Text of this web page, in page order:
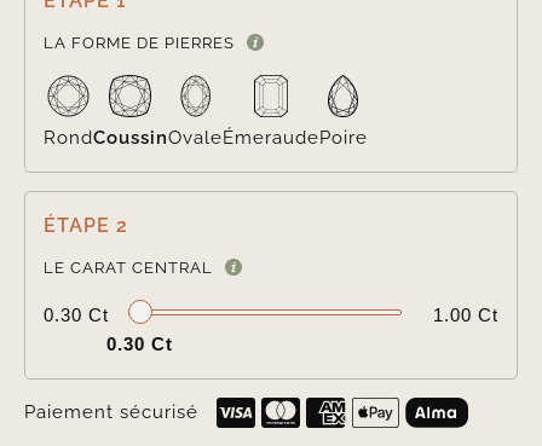
LA FORME DE PIERRES
RondCoussinOvaleÉmeraudePoire
ÉTAPE 2
LE CARAT CENTRAL
0.30 Ct
1.00 Ct
0.30 Ct
Paiement sécurisé